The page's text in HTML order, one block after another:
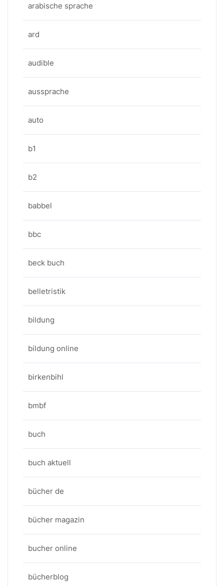
arabische sprache
ard
audible
aussprache
auto
b1
b2
babbel
bbc
beck buch
belletristik
bildung
bildung online
birkenbihl
bmbf
buch
buch aktuell
bücher de
bücher magazin
bucher online
bücherblog